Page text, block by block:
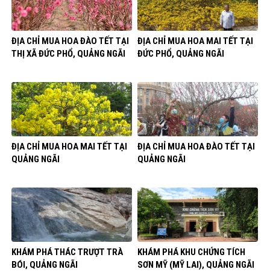
ĐỊA CHỈ MUA HOA ĐÀO TẾT TẠI
THỊ XÃ ĐỨC PHỔ, QUẢNG NGÃI
ĐỊA CHỈ MUA HOA MAI TẾT TẠI
ĐỨC PHỔ, QUẢNG NGÃI
ĐỊA CHỈ MUA HOA MAI TẾT TẠI
QUẢNG NGÃI
ĐỊA CHỈ MUA HOA ĐÀO TẾT TẠI
QUẢNG NGÃI
KHÁM PHÁ THÁC TRƯỢT TRÀ
BÓI, QUẢNG NGÃI
KHÁM PHÁ KHU CHỨNG TÍCH
SƠN MỸ (MỸ LAI), QUẢNG NGÃI